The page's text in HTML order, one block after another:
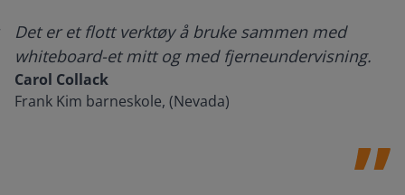
Det er et flott verktøy å bruke sammen med
whiteboard-et mitt og med fjerneundervisning.
Carol Collack
Frank Kim barneskole, (Nevada)